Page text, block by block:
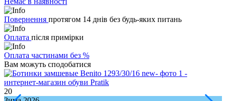
Повернення протягом 14 днів без будь-яких питань
Оплата після примірки
Оплата частинами без %
Вам можуть сподобатися
20